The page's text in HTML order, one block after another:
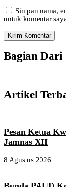
Simpan nama,
untuk komentar
Bagian Dari
Artikel
Pesan Ketua
Jamnas XII
8 Agustus 2026